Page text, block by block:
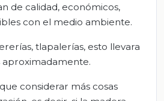
de calidad, económicos,
con el medio ambiente.
tlapalerías, esto llevara
aproximadamente.
considerar más cosas